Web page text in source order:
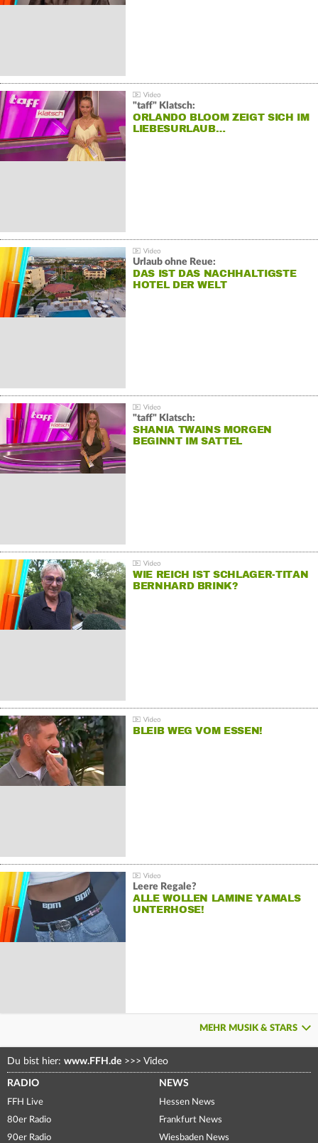
"taff" Klatsch:
ORLANDO BLOOM ZEIGT SICH IM
LIEBESURLAUB…
Urlaub ohne Reue:
DAS IST DAS NACHHALTIGSTE
HOTEL DER WELT
"taff" Klatsch:
SHANIA TWAINS MORGEN
BEGINNT IM SATTEL
WIE REICH IST SCHLAGER-TITAN
BERNHARD BRINK?
BLEIB WEG VOM ESSEN!
Leere Regale?
ALLE WOLLEN LAMINE YAMALS
UNTERHOSE!
MEHR MUSIK & STARS
Du bist hier: www.FFH.de >>> Video
RADIO
FFH Live
80er Radio
90er Radio
NEWS
Hessen News
Frankfurt News
Wiesbaden News